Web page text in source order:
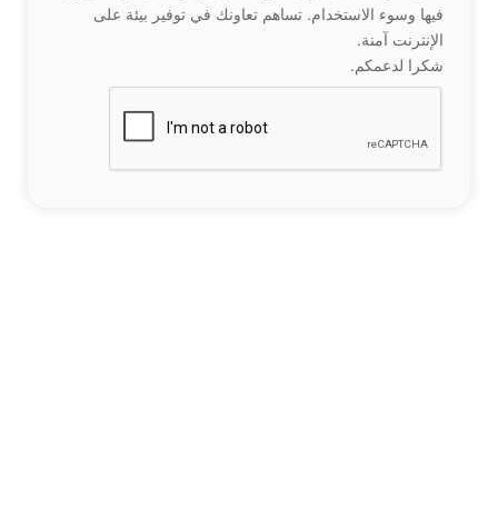
فيها وسوء الاستخدام. تساهم تعاونك في توفير بيئة على
الإنترنت آمنة.
شكرا لدعمكم.